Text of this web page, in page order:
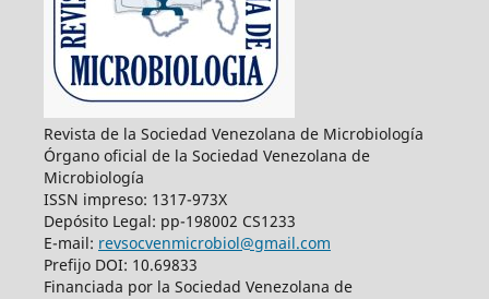
Revista de la Sociedad Venezolana de Microbiología
Órgano oficial de la Sociedad Venezolana de
Microbiología
ISSN impreso: 1317-973X
Depósito Legal: pp-198002 CS1233
E-mail: revsocvenmicrobiol@gmail.com
Prefijo DOI: 10.69833
Financiada por la Sociedad Venezolana de